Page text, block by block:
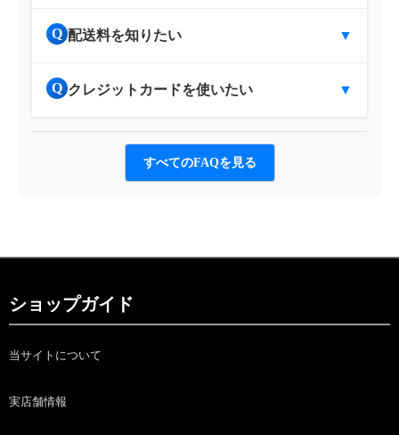
Q 配送料を知りたい ▼
Q クレジットカードを使いたい ▼
すべてのFAQを見る
ショップガイド
当サイトについて
実店舗情報